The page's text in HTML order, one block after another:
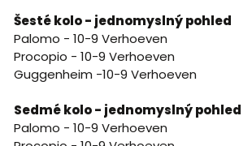
Šesté kolo - jednomyslný pohled
Palomo - 10-9 Verhoeven
Procopio - 10-9 Verhoeven
Guggenheim -10-9 Verhoeven
Sedmé kolo - jednomyslný pohled
Palomo - 10-9 Verhoeven